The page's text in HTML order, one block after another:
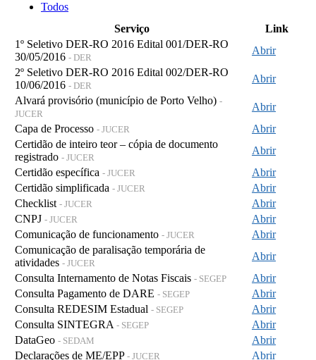
Todos
Serviço
Link
1º Seletivo DER-RO 2016 Edital 001/DER-RO
30/05/2016 - DER
Abrir
2º Seletivo DER-RO 2016 Edital 002/DER-RO
10/06/2016 - DER
Abrir
Alvará provisório (município de Porto Velho) -
JUCER
Abrir
Capa de Processo - JUCER
Abrir
Certidão de inteiro teor – cópia de documento
registrado - JUCER
Abrir
Certidão específica - JUCER
Abrir
Certidão simplificada - JUCER
Abrir
Checklist - JUCER
Abrir
CNPJ - JUCER
Abrir
Comunicação de funcionamento - JUCER
Abrir
Comunicação de paralisação temporária de
atividades - JUCER
Abrir
Consulta Internamento de Notas Fiscais - SEGEP
Abrir
Consulta Pagamento de DARE - SEGEP
Abrir
Consulta REDESIM Estadual - SEGEP
Abrir
Consulta SINTEGRA - SEGEP
Abrir
DataGeo - SEDAM
Abrir
Declarações de ME/EPP - JUCER Abrir